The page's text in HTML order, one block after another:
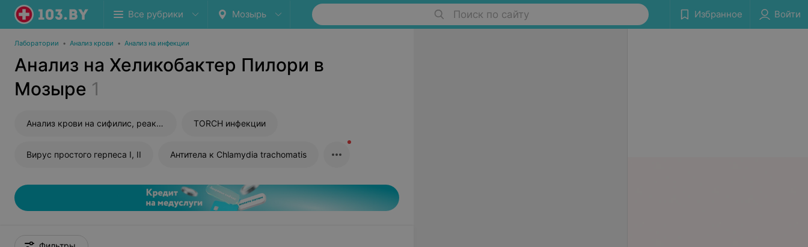
Все рубрики Мозырь Поиск по сайту Избранное Войти
Лаборатории • Анализ крови • Анализ на инфекции
Анализ на Хеликобактер Пилори в
Мозыре 1
Анализ крови на сифилис, реакция Вассермана (RW) TORCH инфекции
Вирус простого герпеса I, II Антитела к Chlamydia trachomatis